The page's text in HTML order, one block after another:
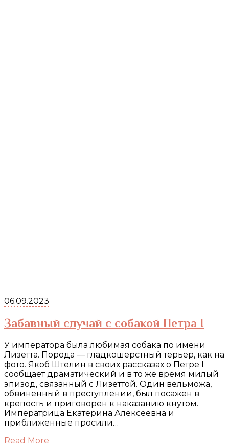
06.09.2023
Забавный случай с собакой Петра I
У императора была любимая собака по имени
Лизетта. Порода — гладкошерстный терьер, как на
фото. Якоб Штелин в своих рассказах о Петре I
сообщает драматический и в то же время милый
эпизод, связанный с Лизеттой. Один вельможа,
обвиненный в преступлении, был посажен в
крепость и приговорен к наказанию кнутом.
Императрица Екатерина Алексеевна и
приближенные просили…
Read More